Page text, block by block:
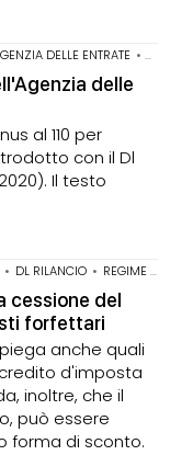
DELLE ENTRATE •
delle
al 110 per
con il Dl
Il testo
• DL RILANCIO • REGIME FORFETTARIO
cessione del
forfettari
anche quali
d'imposta
inoltre, che il
può essere
forma di sconto.